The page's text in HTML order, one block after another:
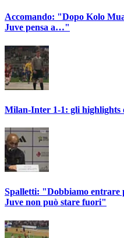
Accomando: "Dopo Kolo
Juve pensa a…"
Milan-Inter 1-1: gli highlights
Spalletti: "Dobbiamo entrare
Juve non può stare fuori"